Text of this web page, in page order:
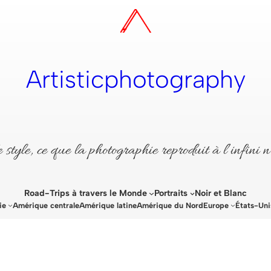
Artisticphotography
ce que la photographie reproduit à l’infini
Road-Trips à travers le Monde Portraits Noir et Blanc
Amérique centraleAmérique latineAmérique du NordEurope États-